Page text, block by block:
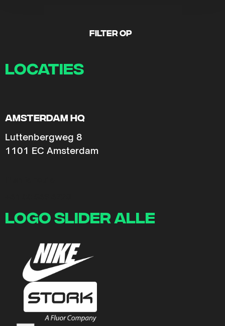
Filter op
locaties
Amsterdam HQ
Luttenbergweg 8
1101 EC Amsterdam
logo slider alle